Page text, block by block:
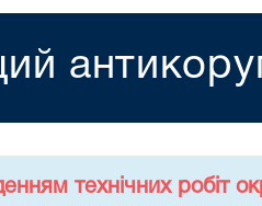
технічних робіт